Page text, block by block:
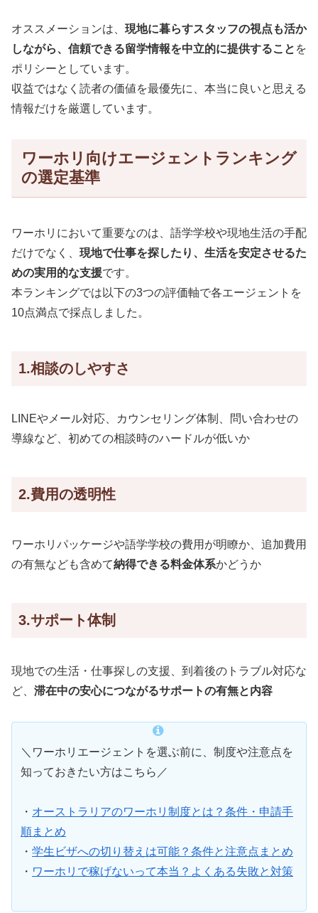
オススメーションは、 現地に暮らすスタッフの視点も活か
しながら、信頼できる留学情報を中立的に提供すること を
ポリシーとしています。
収益ではなく読者の価値を最優先に、本当に良いと思える
情報だけを厳選しています。
ワーホリ向けエージェントランキング
の選定基準
ワーホリにおいて重要なのは、語学学校や現地生活の手配
だけでなく、 現地で仕事を探したり、生活を安定させるた
めの実用的な支援です。
本ランキングでは以下の3つの評価軸で各エージェントを
10点満点で採点しました。
1.相談のしやすさ
LINEやメール対応、カウンセリング体制、問い合わせの
導線など、初めての相談時のハードルが低いか
2.費用の透明性
ワーホリパッケージや語学学校の費用が明瞭か、追加費用
の有無なども含めて納得できる料金体系かどうか
3.サポート体制
現地での生活・仕事探しの支援、到着後のトラブル対応な
ど、 滞在中の安心につながるサポートの有無と内容
＼ワーホリエージェントを選ぶ前に、制度や注意点を
知っておきたい方はこちら／
・ オーストラリアのワーホリ制度とは？条件・申請手
順まとめ
・ 学生ビザへの切り替えは可能？条件と注意点まとめ
・ ワーホリで稼げないって本当？よくある失敗と対策